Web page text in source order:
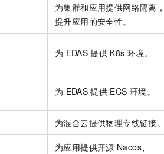
为集群和应用提供网络隔离，
提升应用的安全性。
为 EDAS 提供 K8s 环境。
为 EDAS 提供 ECS 环境。
为混合云提供物理专线链接。
为应用提供开源 Nacos、